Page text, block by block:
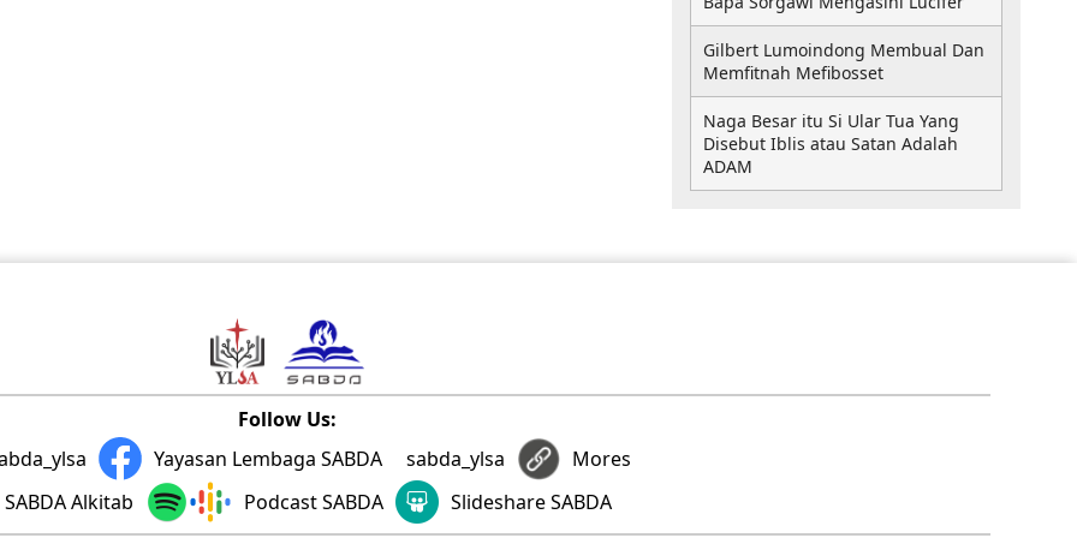
Gilbert Lumoindong Membual Dan
Memfitnah Mefibosset
Naga Besar itu Si Ular Tua Yang
Disebut Iblis atau Satan Adalah
ADAM
Follow Us:
Yayasan Lembaga SABDA sabda_ylsa
Mores
SABDA Alkitab
Podcast SABDA Slideshare SABDA